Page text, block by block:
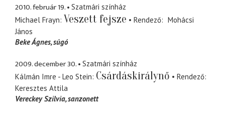
2010. február 19.
Szatmári színház
Michael Frayn Veszett fejsze Rendező
Mohácsi
János
Beke Ágnes súgó
2009. december 30.
Szatmári színház
Kálmán Imre - Leo Stein Csárdáskirálynő
Rendező
Keresztes Attila
Vereckey Szilvia sanzonett